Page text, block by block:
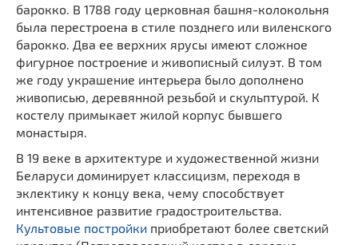
барокко. В 1788 году церковная башня-колокольня
была перестроена в стиле позднего или виленского
барокко. Два ее верхних ярусы имеют сложное
фигурное построение и живописный силуэт. В том
же году украшение интерьера было дополнено
живописью, деревянной резьбой и скульптурой. К
костелу примыкает жилой корпус бывшего
монастыря.
В 19 веке в архитектуре и художественной жизни
Беларуси доминирует классицизм, переходя в
эклектику к концу века, чему способствует
интенсивное развитие градостроительства.
Культовые постройки приобретают более светский